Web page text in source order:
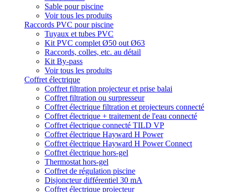
Sable pour piscine
Voir tous les produits
Raccords PVC pour piscine
Tuyaux et tubes PVC
Kit PVC complet Ø50 out Ø63
Raccords, colles, etc. au détail
Kit By-pass
Voir tous les produits
Coffret électrique
Coffret filtration projecteur et prise balai
Coffret filtration ou surpresseur
Coffret électrique filtration et projecteurs connecté
Coffret électrique + traitement de l'eau connecté
Coffret électrique connecté TILD VP
Coffret électrique Hayward H Power
Coffret électrique Hayward H Power Connect
Coffret électrique hors-gel
Thermostat hors-gel
Coffret de régulation piscine
Disjoncteur différentiel 30 mA
Coffret électrique projecteur